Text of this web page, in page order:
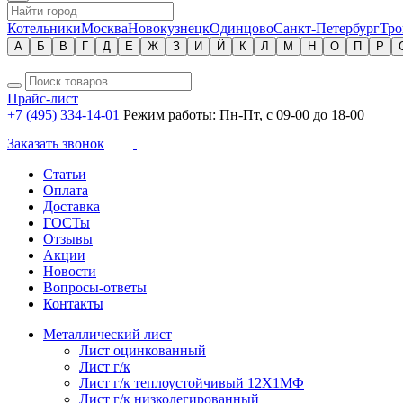
КотельникиМоскваНовокузнецкОдинцовоСанкт-Петербург
А Б В Г Д Е Ж З И Й К Л М Н О П Р
Прайс-лист
+7 (495) 334-14-01 Режим работы: Пн-Пт, с 09-00 до 18-00
Заказать звонок
Статьи
Оплата
Доставка
ГОСТы
Отзывы
Акции
Новости
Вопросы-ответы
Контакты
Металлический лист
Лист оцинкованный
Лист г/к
Лист г/к теплоустойчивый 12Х1МФ
Лист г/к низколегированный